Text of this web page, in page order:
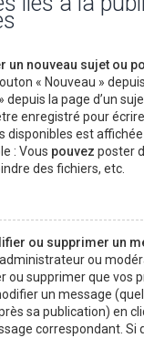
un nouveau sujet ou
« Nouveau »
depuis la page d’un
enregistré pour
disponibles est
: Vous pouvez poster
des fichiers, etc.
ou supprimer un
ou
ou supprimer que vos
un message
sa publication) en
correspondant. Si